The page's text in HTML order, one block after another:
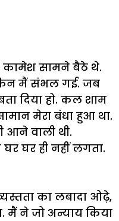
कामेश सामने बैठे थे.
मैं संभल गई. जब
दिया हो. कल शाम
मेरा बंधा हुआ था.
आने वाली थी.
घर ही नहीं लगता.
का लबादा ओढ़े,
मैं ने जो अन्याय किया